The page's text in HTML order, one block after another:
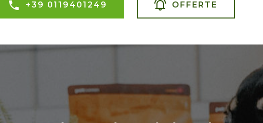
+39 0119401249 OFFERTE